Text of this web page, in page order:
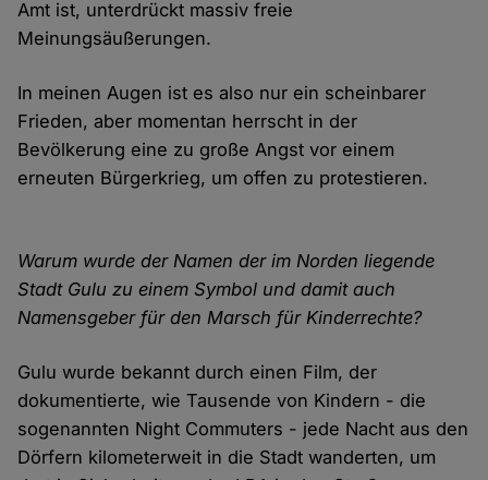
Amt ist, unterdrückt massiv freie
Meinungsäußerungen.
In meinen Augen ist es also nur ein scheinbarer
Frieden, aber momentan herrscht in der
Bevölkerung eine zu große Angst vor einem
erneuten Bürgerkrieg, um offen zu protestieren.
Warum wurde der Namen der im Norden liegende
Stadt Gulu zu einem Symbol und damit auch
Namensgeber für den Marsch für Kinderrechte?
Gulu wurde bekannt durch einen Film, der
dokumentierte, wie Tausende von Kindern - die
sogenannten Night Commuters - jede Nacht aus den
Dörfern kilometerweit in die Stadt wanderten, um